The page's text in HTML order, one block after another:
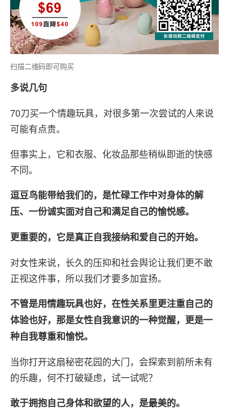
扫描二维码即可购买
多说几句
70刀买一个情趣玩具，对很多第一次尝试的人来说
可能有点贵。
但事实上，它和衣服、化妆品那些稍纵即逝的快感
不同。
逗豆鸟能带给我们的，是忙碌工作中对身体的解
压、一份诚实面对自己和满足自己的愉悦感。
更重要的，它是真正自我接纳和爱自己的开始。
对女性来说，长久的压抑和社会舆论让我们更不敢
正视这件事，所以我们才要多加宣扬。
不管是用情趣玩具也好，在性关系里更注重自己的
体验也好，那是女性自我意识的一种觉醒，更是一
种自我尊重和愉悦。
当你打开这扇秘密花园的大门，会探索到前所未有
的乐趣，何不打破疑虑，试一试呢？
敢于拥抱自己身体和欲望的人，是最美的。